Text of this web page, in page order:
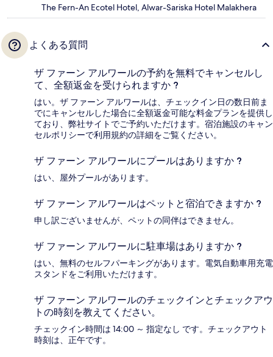
The Fern-An Ecotel Hotel, Alwar-Sariska Hotel Malakhera
よくある質問
ザ ファーン アルワールの予約を無料でキャンセルし
て、全額返金を受けられますか ?
はい。ザ ファーン アルワールは、チェックイン日の数日前ま
でにキャンセルした場合に全額返金可能な料金プランを提供し
ており、弊社サイトでご予約いただけます。宿泊施設のキャン
セルポリシーで利用規約の詳細をご覧ください。
ザ ファーン アルワールにプールはありますか ?
はい、屋外プールがあります。
ザ ファーン アルワールはペットと宿泊できますか ?
申し訳ございませんが、ペットの同伴はできません。
ザ ファーン アルワールに駐車場はありますか ?
はい、無料のセルフパーキングがあります。電気自動車用充電
スタンドをご利用いただけます。
ザ ファーン アルワールのチェックインとチェックアウ
トの時刻を教えてください。
チェックイン時間は 14:00 ～ 指定なし です。チェックアウト
時刻は、正午です。